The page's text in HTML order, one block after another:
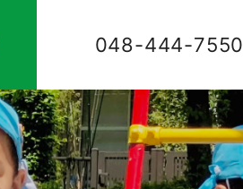
048-444-7550